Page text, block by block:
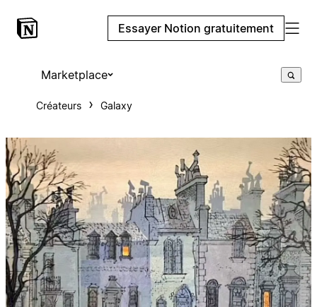
Essayer Notion gratuitement
Marketplace
Créateurs Galaxy